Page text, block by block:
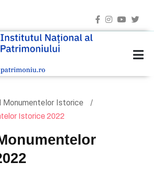
Monumentelor Istorice
Istorice 2022